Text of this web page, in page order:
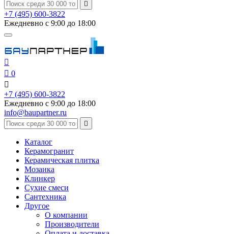

+7 (495) 600-3822
Ежедневно с 9:00 до 18:00

 0

+7 (495) 600-3822
Ежедневно с 9:00 до 18:00
info@baupartner.ru

Каталог
Керамогранит
Керамическая плитка
Мозаика
Клинкер
Сухие смеси
Сантехника
Другое
О компании
Производители